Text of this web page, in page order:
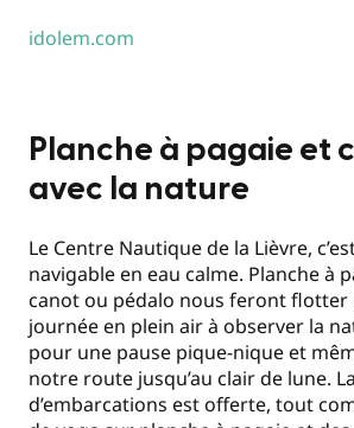
idolem.com
Planche à pagaie et
avec la nature
Le Centre Nautique de la Lièvre,
navigable en eau calme. Planche à
canot ou pédalo nous feront flotter
journée en plein air à observer la
pour une pause pique-nique et
notre route jusqu’au clair de lune.
d’embarcations est offerte, tout